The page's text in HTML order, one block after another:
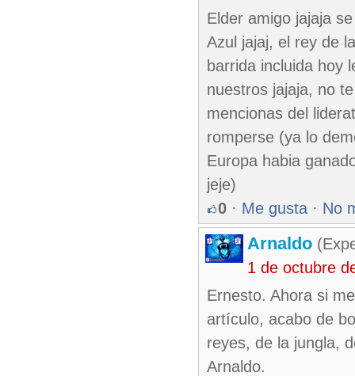
Elder amigo jajaja
Azul jajaj, el rey de
barrida incluida hoy
nuestros jajaja, no
mencionas del
romperse (ya lo
Europa habia
jeje)
0 · Me gusta · No
Arnaldo
1 de octubre
Ernesto. Ahora si
artículo, acabo de
reyes, de la jungla,
Arnaldo.